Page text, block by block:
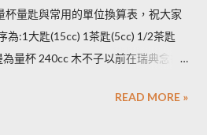
會出水，不同的馬鈴薯品種，出水程
冷凍庫的幸福生活提案一書提到：
鈴薯解凍後水水軟軟的狀態。木不
12/12補充from Patty： 1.新鮮現
杯量匙與常用的單位換算表，祝大家
為:1大匙(15cc) 1茶匙(5cc) 1/2茶匙
量杯 240cc 木不子以前在瑞典念書
1 小匙 (1t) 1 大匙(1T) 1 杯(1cup)
READ MORE »